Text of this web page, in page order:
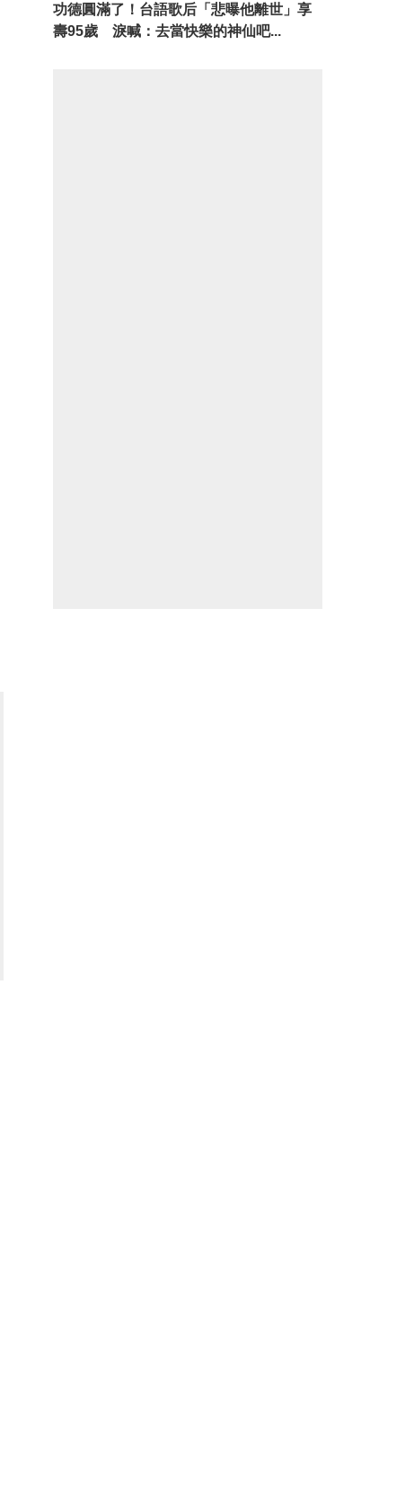
功德圓滿了！台語歌后「悲曝他離世」享
壽95歲 淚喊：去當快樂的神仙吧...